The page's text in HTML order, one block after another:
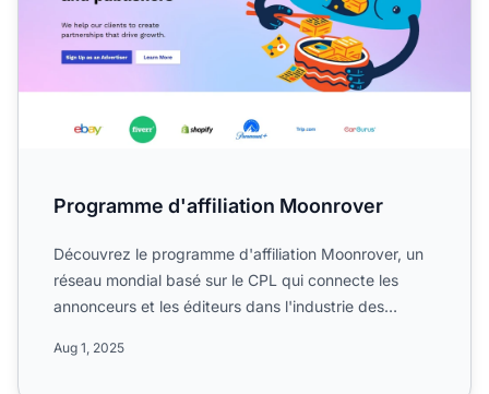
Programme d'affiliation Moonrover
Découvrez le programme d'affiliation Moonrover, un
réseau mondial basé sur le CPL qui connecte les
annonceurs et les éditeurs dans l'industrie des
Aug 1, 2025